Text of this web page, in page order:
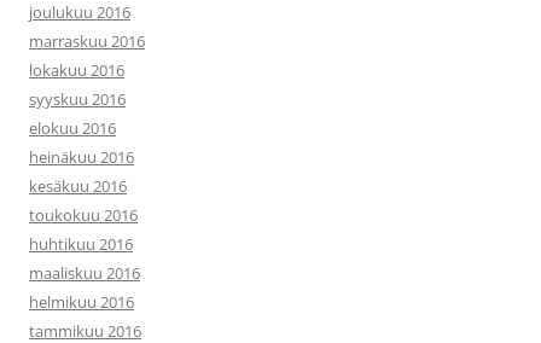
joulukuu 2016
marraskuu 2016
lokakuu 2016
syyskuu 2016
elokuu 2016
heinäkuu 2016
kesäkuu 2016
toukokuu 2016
huhtikuu 2016
maaliskuu 2016
helmikuu 2016
tammikuu 2016